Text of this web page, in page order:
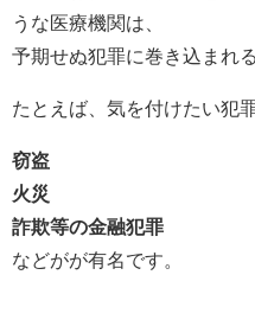
うな医療機関は、
予期せぬ犯罪に巻き込まれ
たとえば、気を付けたい犯
窃盗
火災
詐欺等の金融犯罪
などがが有名です。